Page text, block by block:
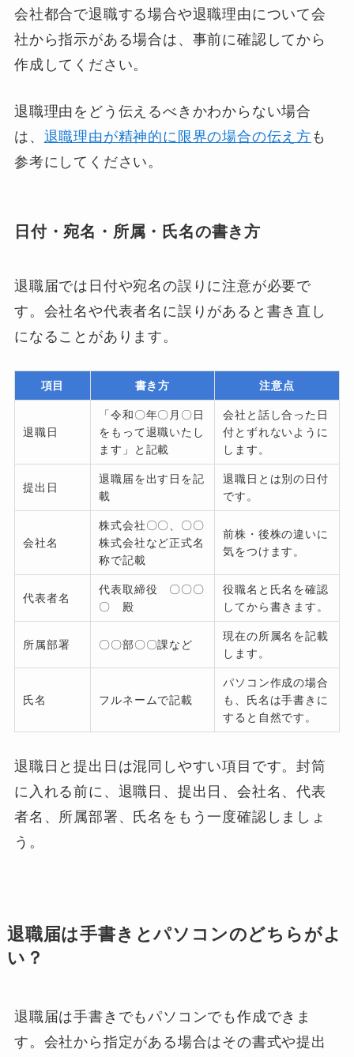
会社都合で退職する場合や退職理由について会
社から指示がある場合は、事前に確認してから
作成してください。
退職理由をどう伝えるべきかわからない場合
は、 退職理由が精神的に限界の場合の伝え方 も
参考にしてください。
日付・宛名・所属・氏名の書き方
退職届では日付や宛名の誤りに注意が必要で
す。会社名や代表者名に誤りがあると書き直し
になることがあります。
項目 書き方 注意点
退職日
「令和〇年〇月〇日
をもって退職いたし
ます」と記載
会社と話し合った日
付とずれないように
します。
提出日
退職届を出す日を記
載
退職日とは別の日付
です。
会社名
株式会社〇〇、〇〇
株式会社など正式名
称で記載
前株・後株の違いに
気をつけます。
代表者名
代表取締役 〇〇〇
〇 殿
役職名と氏名を確認
してから書きます。
所属部署 〇〇部〇〇課など
現在の所属名を記載
します。
氏名 フルネームで記載
パソコン作成の場合
も、氏名は手書きに
すると自然です。
退職日と提出日は混同しやすい項目です。封筒
に入れる前に、退職日、提出日、会社名、代表
者名、所属部署、氏名をもう一度確認しましょ
う。
退職届は手書きとパソコンのどちらがよ
い？
退職届は手書きでもパソコンでも作成できま
す。会社から指定がある場合はその書式や提出